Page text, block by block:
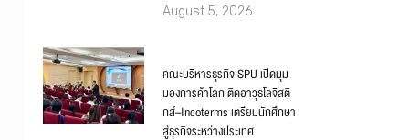
August 5, 2026
คณะบริหารธุรกิจ SPU เปิดมุม
มองการค้าโลก ติดอาวุธโลจิสติ
กส์–Incoterms เตรียมนักศึกษา
สู่ธุรกิจระหว่างประเทศ